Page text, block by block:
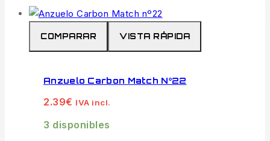
COMPARAR VISTA RÁPIDA
Anzuelo Carbon Match Nº22
2.39€ IVA incl.
3 disponibles